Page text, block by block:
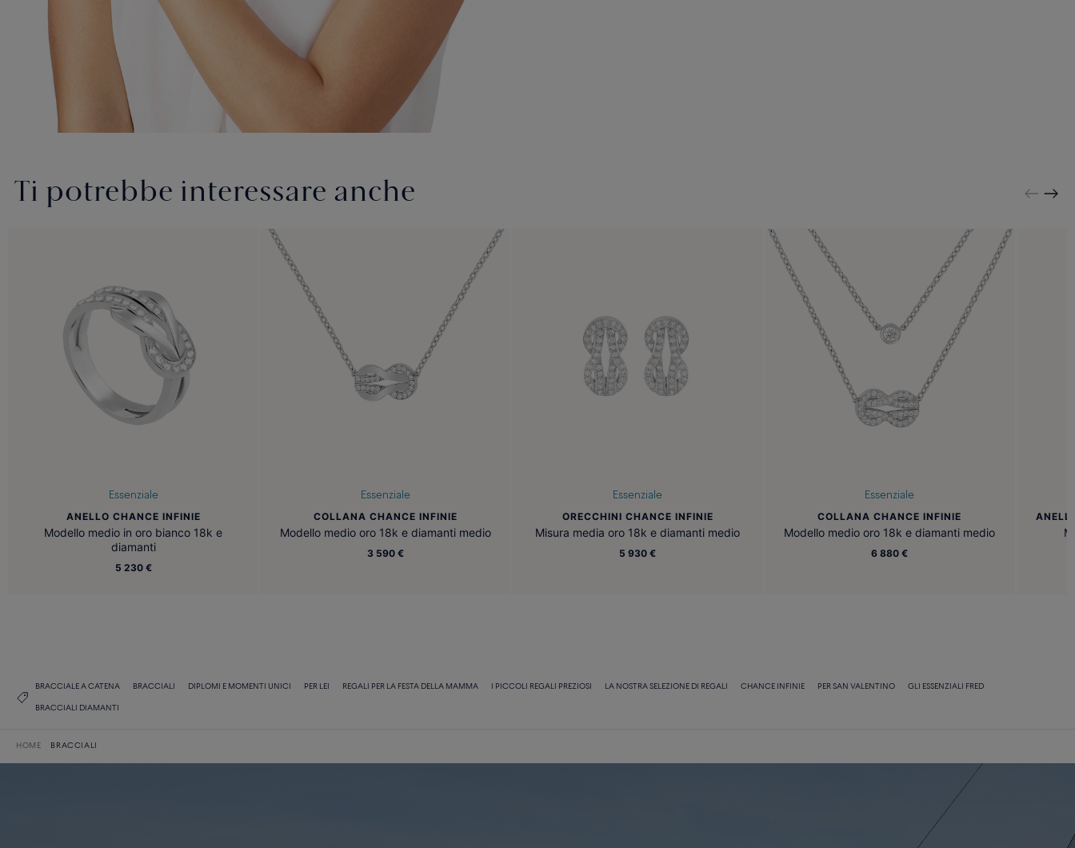
Ti potrebbe interessare anche
Essenziale
ANELLO CHANCE INFINIE
Modello medio in oro bianco 18k e
diamanti
5 230 €
Essenziale
COLLANA CHANCE INFINIE
Modello medio oro 18k e diamanti medio
3 590 €
Essenziale
ORECCHINI CHANCE INFINIE
Misura media oro 18k e diamanti medio
5 930 €
Essenziale
COLLANA CHANCE INFINIE
Modello medio oro 18k e diamanti medio
6 880 €
BRACCIALE A CATENA BRACCIALI DIPLOMI E MOMENTI UNICI PER LEI REGALI PER LA FESTA DELLA MAMMA I PICCOLI REGALI PREZIOSI LA NOSTRA SELEZIONE DI REGALI CHANCE INFINIE PER SAN VALENTINO GLI ESSENZIALI FRED
BRACCIALI DIAMANTI
HOME BRACCIALI